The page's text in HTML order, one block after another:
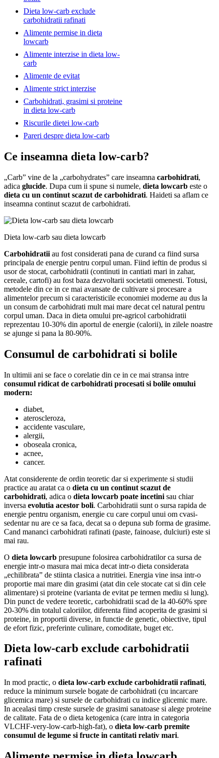
Dieta low-carb exclude
carbohidratii rafinati
Alimente permise in dieta
lowcarb
Alimente interzise in dieta low-
carb
Alimente de evitat
Alimente strict interzise
Carbohidrati, grasimi si proteine
in dieta low-carb
Riscurile dietei low-carb
Pareri despre dieta low-carb
Ce inseamna dieta low-carb?
„Carb” vine de la „carbohydrates” care inseamna carbohidrati,
adica glucide. Dupa cum ii spune si numele, dieta lowcarb este o
dieta cu un continut scazut de carbohidrati. Haideti sa aflam ce
inseamna continut scazut de carbohidrati.
Dieta low-carb sau dieta lowcarb
Carbohidratii au fost considerati pana de curand ca fiind sursa
principala de energie pentru corpul uman. Fiind ieftin de produs si
usor de stocat, carbohidratii (continuti in cantiati mari in zahar,
cereale, cartofi) au fost baza dezvoltarii societatii omenesti. Totusi,
metodele din ce in ce mai avansate de cultivare si procesare a
alimentelor precum si caracteristicile economiei moderne au dus la
un consum de carbohidrati mult mai mare decat cel natural pentru
corpul uman. Daca in dieta omului pre-agricol carbohidratii
reprezentau 10-30% din aportul de energie (calorii), in zilele noastre
se ajunge si pana la 80-90%.
Consumul de carbohidrati si bolile
In ultimii ani se face o corelatie din ce in ce mai stransa intre
consumul ridicat de carbohidrati procesati si bolile omului
modern:
diabet,
ateroscleroza,
accidente vasculare,
alergii,
oboseala cronica,
acnee,
cancer.
Atat considerente de ordin teoretic dar si experimente si studii
practice au aratat ca o dieta cu un continut scazut de
carbohidrati, adica o dieta lowcarb poate incetini sau chiar
inversa evolutia acestor boli. Carbohidratii sunt o sursa rapida de
energie pentru organism, energie cu care corpul unui om cvasi-
sedentar nu are ce sa faca, decat sa o depuna sub forma de grasime.
Cand mananci carbohidrati rafinati (paste, fainoase, dulciuri) este si
mai rau.
O dieta lowcarb presupune folosirea carbohidratilor ca sursa de
energie intr-o masura mai mica decat intr-o dieta considerata
„echilibrata” de stiinta clasica a nutritiei. Energia vine insa intr-o
proportie mai mare din grasimi (atat din cele stocate cat si din cele
alimentare) si proteine (varianta de evitat pe termen mediu si lung).
Din punct de vedere teoretic, carbohidratii scad de la 40-60% spre
20-30% din totalul caloriilor, diferenta fiind acoperita de grasimi si
proteine, in proportii diverse, in functie de genetic, obiective, tipul
de efort fizic, preferinte culinare, comoditate, buget etc.
Dieta low-carb exclude carbohidratii
rafinati
In mod practic, o dieta low-carb exclude carbohidratii rafinati,
reduce la minimum sursele bogate de carbohidrati (cu incarcare
glicemica mare) si sursele de carbohidrati cu indice glicemic mare.
In acealasi timp creste sursele de grasimi sanatoase si alege proteine
de calitate. Fata de o dieta ketogenica (care intra in categoria
VLCHF-very-low-carb-high-fat), o dieta low-carb premite
consumul de legume si fructe in cantitati relativ mari.